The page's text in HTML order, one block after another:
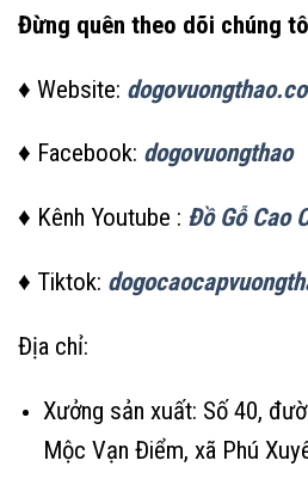
Đừng quên theo dõi chúng
♦ Website:
♦ Facebook: dogovuongthao
♦ Kênh Youtube : Đồ Gỗ Cao
♦ Tiktok:
Địa chỉ:
Xưởng sản xuất: Số 40,
Mộc Vạn Điểm, xã Phú